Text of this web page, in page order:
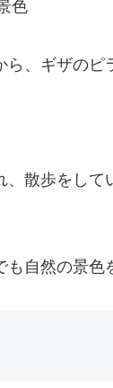
、ギザのピ
散歩をし
自然の景色